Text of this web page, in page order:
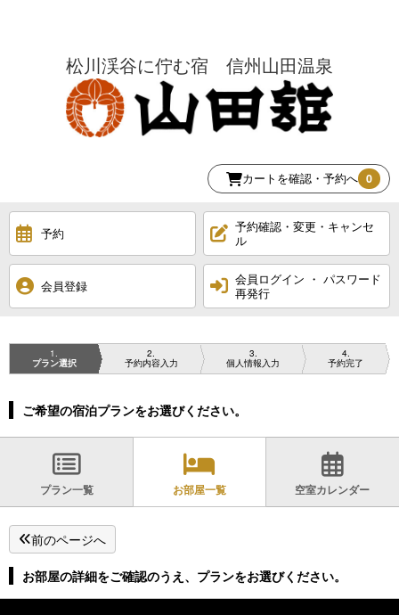
松川渓谷に佇む宿 信州山田温泉
カートを確認・予約へ 0
予約
予約確認・変更・キャンセ
ル
会員登録
会員ログイン ・ パスワード
再発行
1
プラン選択
2
予約内容入力
3
個人情報入力
4
予約完了
ご希望の宿泊プランをお選びください。
プラン一覧 お部屋一覧 空室カレンダー
前のページへ
お部屋の詳細をご確認のうえ、プランをお選びください。